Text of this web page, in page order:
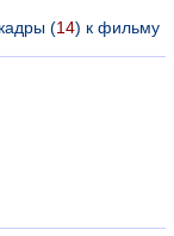
(14) к фильму